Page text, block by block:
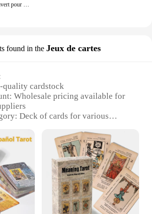
Petit manteau chemise ouvert pour femme, manches longues, haut extérieur, fibre de résine, style adt, design à col en V, saison de printemps
found in the Jeux de cartes
cardstock
Wholesale pricing available for
Deck of cards for various
Vibrant, colorful, and durable
Ideal for casual and
Property: Smooth shuffling and
Includes a complete set of